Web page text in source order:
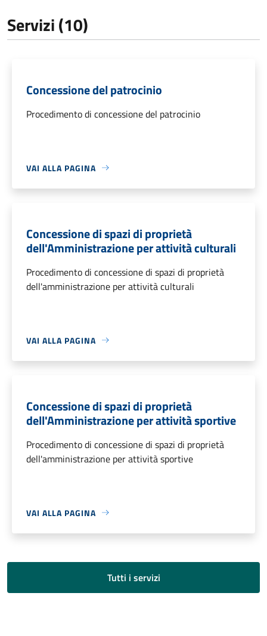
Servizi (10)
Concessione del patrocinio
Procedimento di concessione del patrocinio
VAI ALLA PAGINA
Concessione di spazi di proprietà
dell'Amministrazione per attività culturali
Procedimento di concessione di spazi di proprietà
dell'amministrazione per attività culturali
VAI ALLA PAGINA
Concessione di spazi di proprietà
dell'Amministrazione per attività sportive
Procedimento di concessione di spazi di proprietà
dell'amministrazione per attività sportive
VAI ALLA PAGINA
Tutti i servizi